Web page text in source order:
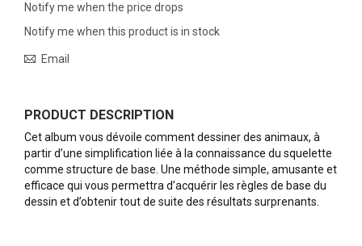
Notify me when the price drops
Notify me when this product is in stock
Email
PRODUCT DESCRIPTION
Cet album vous dévoile comment dessiner des animaux, à
partir d’une simplification liée à la connaissance du squelette
comme structure de base. Une méthode simple, amusante et
efficace qui vous permettra d’acquérir les règles de base du
dessin et d’obtenir tout de suite des résultats surprenants.